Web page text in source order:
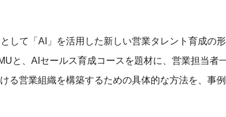
して「AI」を活用した新しい営業タレント育成の
と、AIセールス育成コースを題材に、営業担当者
る営業組織を構築するための具体的な方法を、事